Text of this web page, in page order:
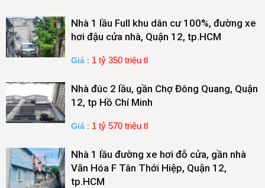
Nhà 1 lầu Full khu dân cư 100%, đường xe
hơi đậu cửa nhà, Quận 12, tp.HCM
Giá : 1 tỷ 350 triệu tl
Nhà đúc 2 lầu, gần Chợ Đông Quang, Quận
12, tp Hồ Chí Minh
Giá : 1 tỷ 570 triệu tl
Nhà 1 lầu đường xe hơi đỗ cửa, gần nhà
Văn Hóa F Tân Thới Hiệp, Quận 12,
tp.HCM